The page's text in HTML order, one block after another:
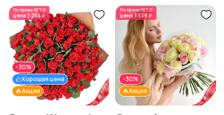
По промоЛЕТО
цена 7 254 ₽
Акция
Хорошая цена
-30%
По промоЛЕТО
цена3 539 ₽
Акция
-30%